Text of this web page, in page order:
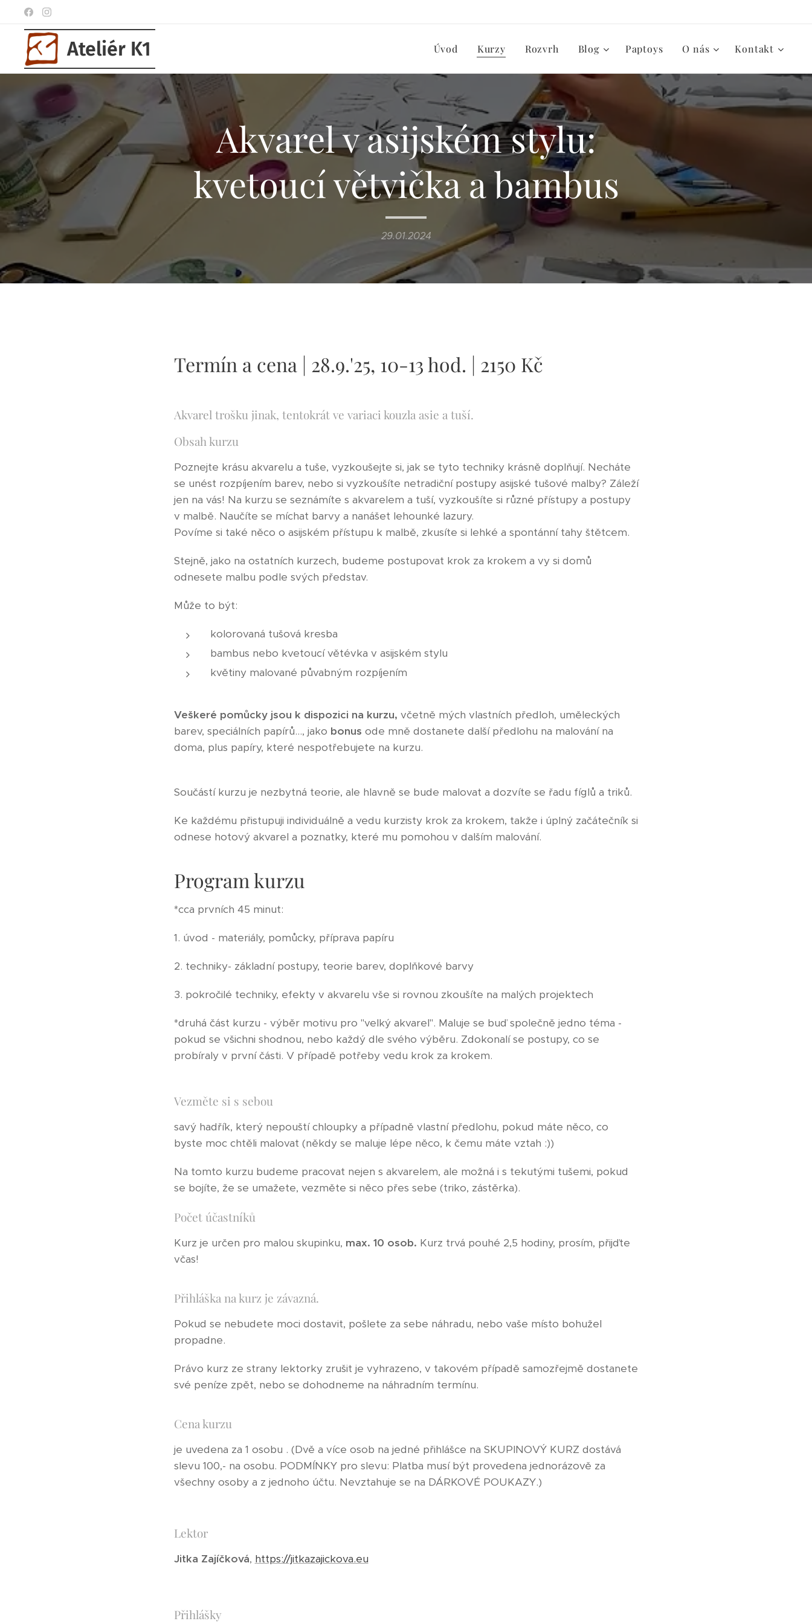
Ateliér K1 Úvod Kurzy Rozvrh Blog Paptoys O nás Kontakt
Akvarel v asijském stylu:
kvetoucí větvička a bambus
29.01.2024
Termín a cena | 28.9.'25, 10-13 hod. | 2150 Kč
Akvarel trošku jinak, tentokrát ve variaci kouzla asie a tuší.
Obsah kurzu
Poznejte krásu akvarelu a tuše, vyzkoušejte si, jak se tyto techniky krásně doplňují. Necháte
se unést rozpíjením barev, nebo si vyzkoušíte netradiční postupy asijské tušové malby? Záleží
jen na vás! Na kurzu se seznámíte s akvarelem a tuší, vyzkoušíte si různé přístupy a postupy
v malbě. Naučíte se míchat barvy a nanášet lehounké lazury.
Povíme si také něco o asijském přístupu k malbě, zkusíte si lehké a spontánní tahy štětcem.
Stejně, jako na ostatních kurzech, budeme postupovat krok za krokem a vy si domů
odnesete malbu podle svých představ.
Může to být:
kolorovaná tušová kresba
bambus nebo kvetoucí větévka v asijském stylu
květiny malované půvabným rozpíjením
Veškeré pomůcky jsou k dispozici na kurzu, včetně mých vlastních předloh, uměleckých
barev, speciálních papírů..., jako bonus ode mně dostanete další předlohu na malování na
doma, plus papíry, které nespotřebujete na kurzu.
Součástí kurzu je nezbytná teorie, ale hlavně se bude malovat a dozvíte se řadu fíglů a triků.
Ke každému přistupuji individuálně a vedu kurzisty krok za krokem, takže i úplný začátečník si
odnese hotový akvarel a poznatky, které mu pomohou v dalším malování.
Program kurzu
*cca prvních 45 minut:
1. úvod - materiály, pomůcky, příprava papíru
2. techniky- základní postupy, teorie barev, doplňkové barvy
3. pokročilé techniky, efekty v akvarelu vše si rovnou zkoušíte na malých projektech
*druhá část kurzu - výběr motivu pro "velký akvarel". Maluje se buď společně jedno téma -
pokud se všichni shodnou, nebo každý dle svého výběru. Zdokonalí se postupy, co se
probíraly v první části. V případě potřeby vedu krok za krokem.
Vezměte si s sebou
savý hadřík, který nepouští chloupky a případně vlastní předlohu, pokud máte něco, co
byste moc chtěli malovat (někdy se maluje lépe něco, k čemu máte vztah :))
Na tomto kurzu budeme pracovat nejen s akvarelem, ale možná i s tekutými tušemi, pokud
se bojíte, že se umažete, vezměte si něco přes sebe (triko, zástěrka).
Počet účastníků
Kurz je určen pro malou skupinku, max. 10 osob. Kurz trvá pouhé 2,5 hodiny, prosím, přijďte
včas!
Přihláška na kurz je závazná.
Pokud se nebudete moci dostavit, pošlete za sebe náhradu, nebo vaše místo bohužel
propadne.
Právo kurz ze strany lektorky zrušit je vyhrazeno, v takovém případě samozřejmě dostanete
své peníze zpět, nebo se dohodneme na náhradním termínu.
Cena kurzu
je uvedena za 1 osobu . (Dvě a více osob na jedné přihlášce na SKUPINOVÝ KURZ dostává
slevu 100,- na osobu. PODMÍNKY pro slevu: Platba musí být provedena jednorázově za
všechny osoby a z jednoho účtu. Nevztahuje se na DÁRKOVÉ POUKAZY.)
Lektor
Jitka Zajíčková, https://jitkazajickova.eu
Přihlášky